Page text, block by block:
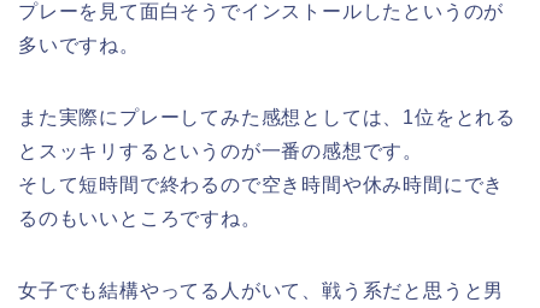
プレーを見て面白そうでインストールしたというのが
多いですね。
また実際にプレーしてみた感想としては、1位をとれる
とスッキリするというのが一番の感想です。
そして短時間で終わるので空き時間や休み時間にでき
るのもいいところですね。
女子でも結構やってる人がいて、戦う系だと思うと男